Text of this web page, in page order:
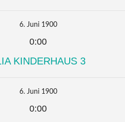
6. Juni 1900
0:00
KINDERHAUS 3
6. Juni 1900
0:00